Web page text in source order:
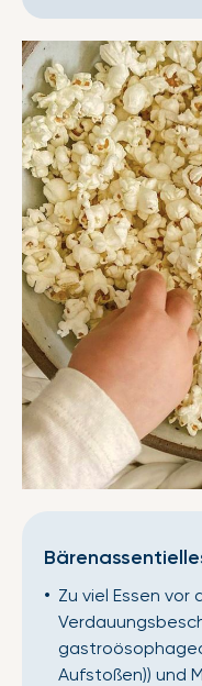
Fenster.Fenster.
Zu viel Essen vor
Aufstoßen)) und